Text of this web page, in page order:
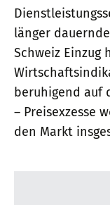
länger
Schweiz Einzug
beruhigend auf
– Preisexzesse
den Markt